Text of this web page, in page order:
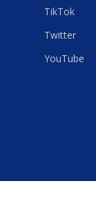
TikTok
Twitter
YouTube